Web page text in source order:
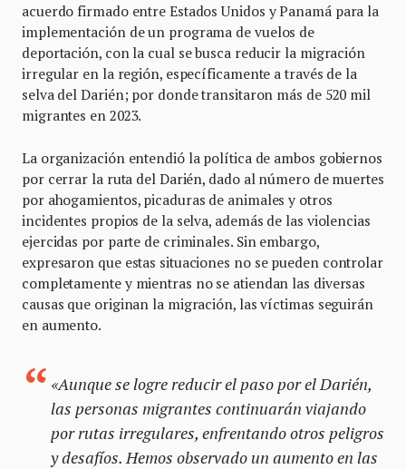
acuerdo firmado entre Estados Unidos y Panamá para la
implementación de un programa de vuelos de
deportación, con la cual se busca reducir la migración
irregular en la región, específicamente a través de la
selva del Darién; por donde transitaron más de 520 mil
migrantes en 2023.
La organización entendió la política de ambos gobiernos
por cerrar la ruta del Darién, dado al número de muertes
por ahogamientos, picaduras de animales y otros
incidentes propios de la selva, además de las violencias
ejercidas por parte de criminales. Sin embargo,
expresaron que estas situaciones no se pueden controlar
completamente y mientras no se atiendan las diversas
causas que originan la migración, las víctimas seguirán
en aumento.
«Aunque se logre reducir el paso por el Darién,
las personas migrantes continuarán viajando
por rutas irregulares, enfrentando otros peligros
y desafíos. Hemos observado un aumento en las